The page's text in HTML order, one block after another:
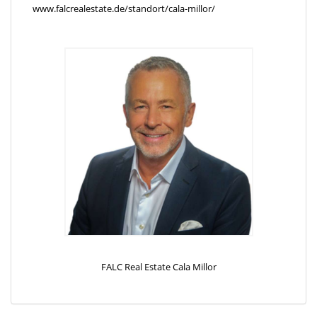
ist, eröffnet sich ein unvergleichlicher Blick auf das kristallklare
Der Wohnbereich ist durch seine offene und helle Gestaltung
charakterisiert. Großzügige Fensterfronten ermöglichen einen
nahtlosen Übergang zwischen Innen- und Außenbereich und
lassen viel Tageslicht herein. Die hochwertigen Materialien und
die exquisite Verarbeitung unterstreichen den exklusiven
Charakter dieses Hauses.
Die Küche besticht durch modernste Ausstattung und elegantes
Design, während der Essbereich Platz für gesellige
Zusammenkünfte bietet. Mehrere Schlafzimmer und Bäder,
darunter ein luxuriöses Hauptschlafzimmer mit en-suite Bad,
www.falcrealestate.de/standort/cala-millor/
FALC Real Estate Cala Millor